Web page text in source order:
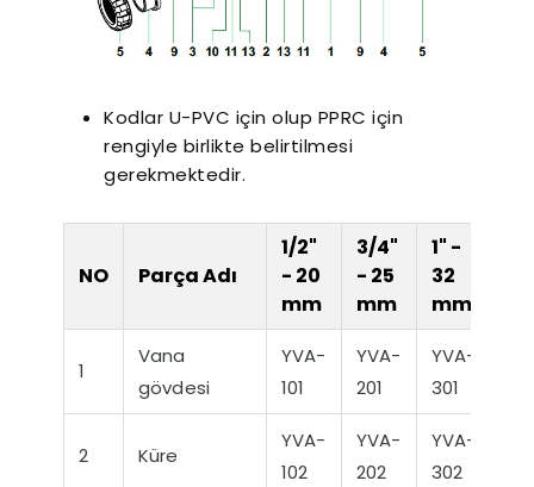
Kodlar U-PVC için olup PPRC için
rengiyle birlikte belirtilmesi
gerekmektedir.
NO Parça Adı
1/2"
- 20
mm
3/4"
- 25
mm
1" -
32
mm
1
Vana
gövdesi
YVA-
101
YVA-
201
YVA-
301
2 Küre
YVA-
102
YVA-
202
YVA-
302
Sessiz Nozbart
Filtre Seçiminde
Dikkat Edilmesi